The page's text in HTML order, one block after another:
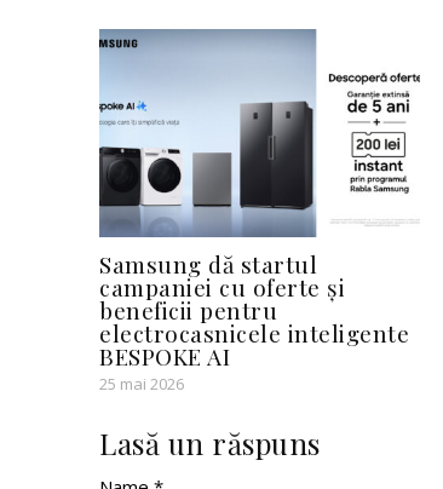
Samsung dă startul
campaniei cu oferte și
beneficii pentru
electrocasnicele inteligente
BESPOKE AI
25 mai 2026
Lasă un răspuns